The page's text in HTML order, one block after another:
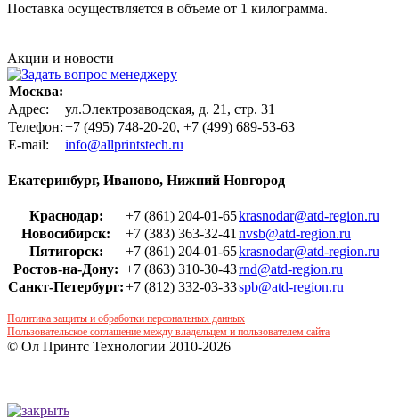
Поставка осуществляется в объеме от 1 килограмма.
Акции и новости
Москва:
Адрес:
ул.Электрозаводская, д. 21, стр. 31
Телефон:+7 (495) 748-20-20, +7 (499) 689-53-63
Е-mail:
info@allprintstech.ru
Екатеринбург, Иваново, Нижний Новгород
Краснодар: +7 (861) 204-01-65krasnodar@atd-region.ru
Новосибирск:
+7 (383) 363-32-41 nvsb@atd-region.ru
Пятигорск:
+7 (861) 204-01-65krasnodar@atd-region.ru
Ростов-на-Дону: +7 (863) 310-30-43rnd@atd-region.ru
Санкт-Петербург:+7 (812) 332-03-33spb@atd-region.ru
Политика защиты и обработки персональных данных
Пользовательское соглашение между владельцем и пользователем сайта
© Ол Принтс Технологии 2010-2026